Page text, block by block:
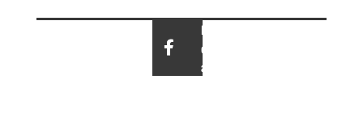
Partagez
cet
article